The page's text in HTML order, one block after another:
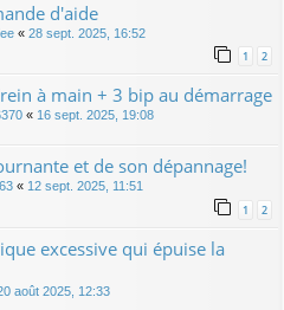
d'aide
« 28 sept. 2025, 16:52
1 2
à main + 3 bip au démarrage
« 16 sept. 2025, 19:08
et de son dépannage!
« 12 sept. 2025, 11:51
1 2
excessive qui épuise la
août 2025, 12:33